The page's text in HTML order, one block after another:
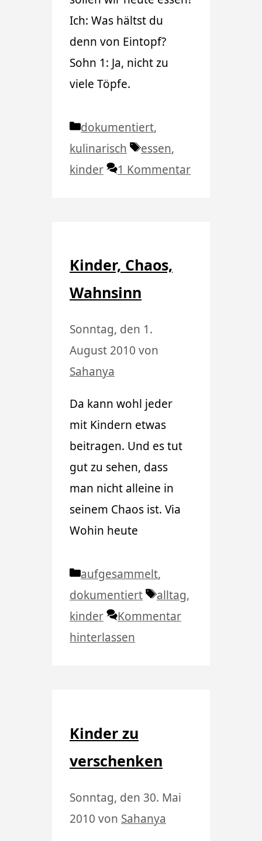
Ich: Was hältst du
denn von Eintopf?
Sohn 1: Ja, nicht zu
viele Töpfe.
Kategorien
dokumentiert,
kulinarisch
Schlagwörter
essen,
kinder
1 Kommentar
Kinder, Chaos,
Wahnsinn
Sonntag, den 1.
August 2010 von
Sahanya
Da kann wohl jeder
mit Kindern etwas
beitragen. Und es tut
gut zu sehen, dass
man nicht alleine in
seinem Chaos ist. Via
Wohin heute
Kategorien
aufgesammelt,
dokumentiert
Schlagwörter
alltag,
kinder
Kommentar
hinterlassen
Kinder zu
verschenken
Sonntag, den 30. Mai
2010 von Sahanya